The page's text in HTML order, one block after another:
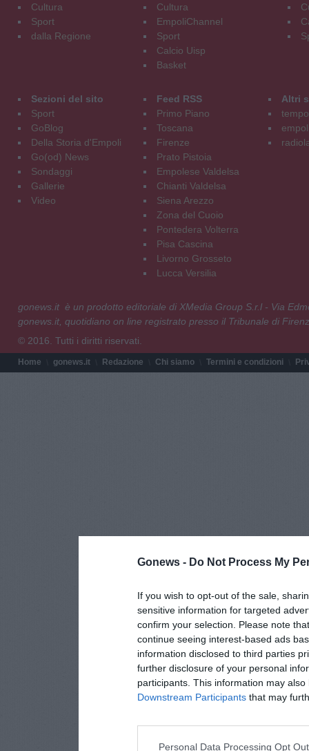
Gonews - Do Not Process My
If you wish to opt-out of the sale,
sensitive information for targeted
confirm your selection. Please note
continue seeing interest-based ads
information disclosed to third parties
further disclosure of your personal
participants. This information may
Downstream Participants that may
Personal Data Processing Opt
Cultura
Sport
dalla Regione
Cultura
EmpoliChannel
Sport
Calcio Uisp
Basket
Sezioni del sito
Sport
GoBlog
Della Storia d'Empoli
Go(od) News
Sondaggi
Gallerie
Video
Feed RSS
Primo Piano
Toscana
Firenze
Prato Pistoia
Empolese Valdelsa
Chianti Valdelsa
Siena Arezzo
Zona del Cuoio
Pontedera Volterra
Pisa Cascina
Livorno Grosseto
Lucca Versilia
Altri
gonews.it è un prodotto editoriale di XMedia Group S.r.l - Via
gonews.it, quotidiano on line registrato presso il Tribunale di
© 2016. Tutti i diritti riservati.
Home gonews.it Redazione Chi siamo Termini e condizioni